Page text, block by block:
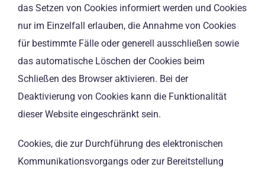
das Setzen von Cookies informiert werden und Cookies
nur im Einzelfall erlauben, die Annahme von Cookies
für bestimmte Fälle oder generell ausschließen sowie
das automatische Löschen der Cookies beim
Schließen des Browser aktivieren. Bei der
Deaktivierung von Cookies kann die Funktionalität
dieser Website eingeschränkt sein.
Cookies, die zur Durchführung des elektronischen
Kommunikationsvorgangs oder zur Bereitstellung